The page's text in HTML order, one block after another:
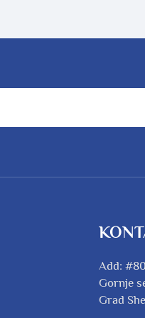
Add:
Gornje
Grad